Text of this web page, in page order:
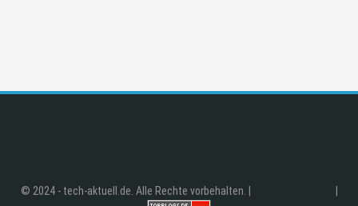
© 2024 - tech-aktuell.de. Alle Rechte vorbehalten. |